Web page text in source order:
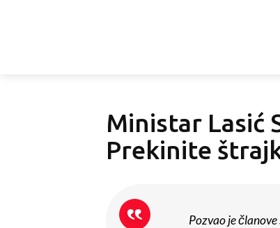
Ministar Lasić
Prekinite
Pozvao je